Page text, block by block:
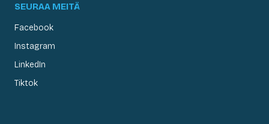
SEURAA MEITÄ
Facebook
Instagram
LinkedIn
Tiktok